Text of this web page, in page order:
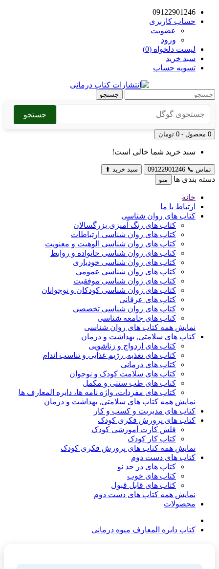
09122901246
حساب کاربری
عضویت
ورود
لیست دلخواه (0)
سبد خرید
تسویه حساب
جستجو
جستجو
0 محصول - 0 تومان
سبد خرید شما خالی است!
تماس 📞
09122901246 سبد خرید ⬆
دسته بندی ها منو
خانه
ارتباط با ما
کتاب های روان شناسی
کتاب های رنگ آمیزی بزرگسالان
کتاب های روان شناسی ارتباطات
کتاب های روان شناسی الوهیت و معنویت
کتاب های روان شناسی خانواده و روابط
کتاب های روان شناسی خودیاری
کتاب های روان شناسی عمومی
کتاب های روان شناسی موفقیت
کتاب های روان شناسی کودکان و نوجوانان
کتاب های عرفانی
کتاب های روان شناسی تخصصی
کتاب های جامعه شناسی
نمایش همه کتاب های روان شناسی
کتاب های سلامتی, بهداشت و درمان
کتاب های ازدواج و زناشویی
کتاب های تغذیه, رژیم غذایی و تناسب اندام
کتاب های درمانی
کتاب های سلامت کودک و نوجوان
کتاب های طب سنتی و مکمل
کتاب های مفردات، واژه نامه ها، دایره المعارف ها
نمایش همه کتاب های سلامتی, بهداشت و درمان
کتاب های مدیریت و کسب و کار
کتاب های پرورش فکری کودک
فلش کارت آموزشی کودک
کتاب کار کودک
نمایش همه کتاب های پرورش فکری کودک
کتاب های دست دوم
کتاب های در حد نو
کتاب های خوب
کتاب های قابل قبول
نمایش همه کتاب های دست دوم
محصولات
کتاب دایره المعارف میوه درمانی